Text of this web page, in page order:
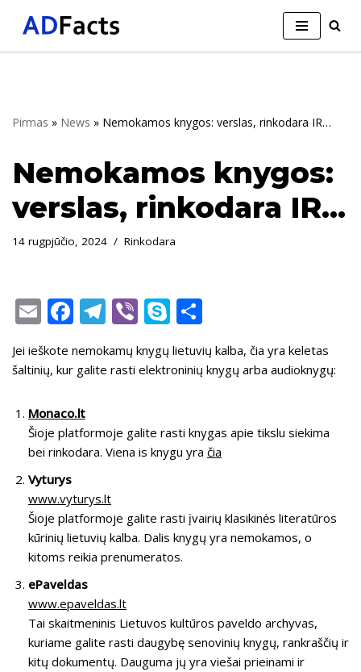
Pirmas » News » Nemokamos knygos: verslas, rinkodara IR…
Nemokamos knygos:
verslas, rinkodara IR…
14 rugpjūčio, 2024 Rinkodara
E
m
ai
l
F
e
b
o
o
k
T
e
m
Vi
er
S
k
y
h
ar
Jei ieškote nemokamų knygų lietuvių kalba, čia yra keletas
šaltinių, kur galite rasti elektroninių knygų arba audioknygų:
Monaco.lt
Šioje platformoje galite rasti knygas apie tikslu siekima
bei rinkodara. Viena is knygu yra čia
Vyturys
www.vyturys.lt
Šioje platformoje galite rasti įvairių klasikinės literatūros
kūrinių lietuvių kalba. Dalis knygų yra nemokamos, o
kitoms reikia prenumeratos.
ePaveldas
www.epaveldas.lt
Tai skaitmeninis Lietuvos kultūros paveldo archyvas,
kuriame galite rasti daugybę senovinių knygų, rankraščių ir
kitų dokumentų. Dauguma jų yra viešai prieinami ir